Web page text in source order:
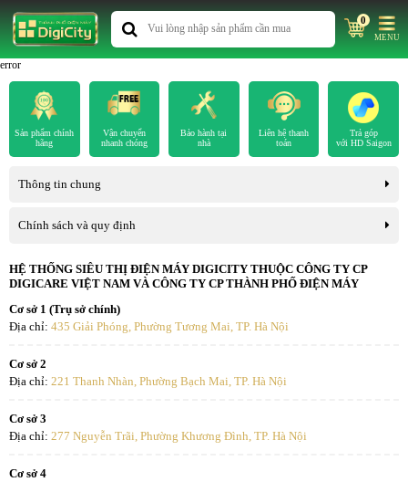
0
MENU
error
Sản phẩm chính
hãng
Vận chuyển
nhanh chóng
Bảo hành tại
nhà
Liên hệ thanh
toán
Trả góp
với HD Saigon
Thông tin chung
Chính sách và quy định
HỆ THỐNG SIÊU THỊ ĐIỆN MÁY DIGICITY THUỘC CÔNG TY CP
DIGICARE VIỆT NAM VÀ CÔNG TY CP THÀNH PHỐ ĐIỆN MÁY
Cơ sở 1 (Trụ sở chính)
Địa chỉ: 435 Giải Phóng, Phường Tương Mai, TP. Hà Nội
Cơ sở 2
Địa chỉ: 221 Thanh Nhàn, Phường Bạch Mai, TP. Hà Nội
Cơ sở 3
Địa chỉ: 277 Nguyễn Trãi, Phường Khương Đình, TP. Hà Nội
Cơ sở 4